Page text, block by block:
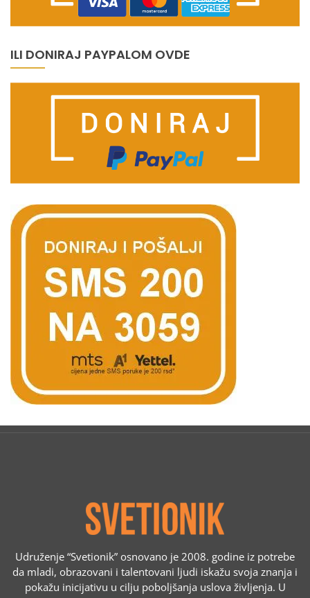
ILI DONIRAJ PAYPALOM OVDE
Udruženje “Svetionik” osnovano je 2008. godine iz potrebe
da mladi, obrazovani i talentovani ljudi iskažu svoja znanja i
pokažu inicijativu u cilju poboljšanja uslova življenja. U